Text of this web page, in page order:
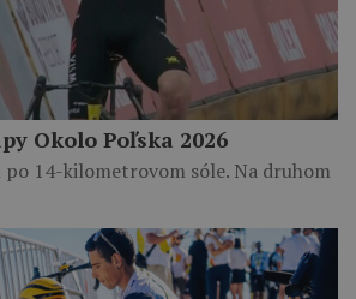
Okolo Poľska 2026
po 14-kilometrovom sóle. Na druhom